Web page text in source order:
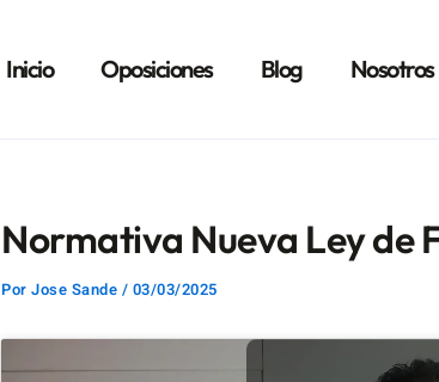
Inicio Oposiciones Blog Nosotros
Normativa Nueva Ley de
Por Jose Sande / 03/03/2025
entradas